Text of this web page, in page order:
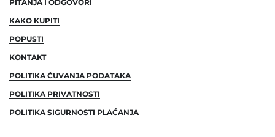
PITANJA I ODGOVORI
KAKO KUPITI
POPUSTI
KONTAKT
POLITIKA ČUVANJA PODATAKA
POLITIKA PRIVATNOSTI
POLITIKA SIGURNOSTI PLAĆANJA